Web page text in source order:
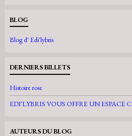
BLOG
Blog d' Edi'lybris
DERNIERS BILLETS
Histoire rose
EDI'LYBRIS VOUS OFFRE UN
AUTEURS DU BLOG